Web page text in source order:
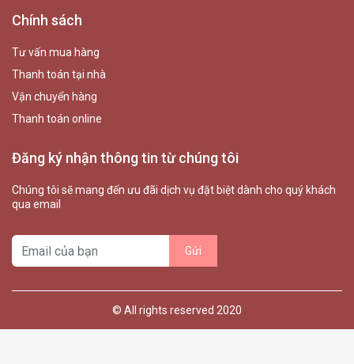
Chính sách
Tư vấn mua hàng
Thanh toán tại nhà
Vận chuyển hàng
Thanh toán online
Đăng ký nhận thông tin từ chúng tôi
Chúng tôi sẽ mang đến ưu đãi dịch vụ đặt biệt dành cho quý khách
qua email
© All rights reserved 2020